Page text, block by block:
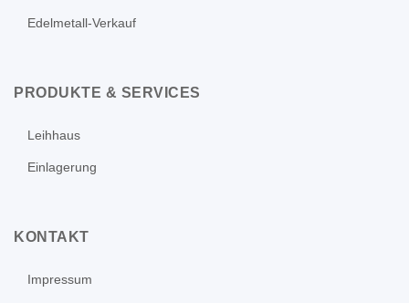
Edelmetall-Verkauf
PRODUKTE & SERVICES
Leihhaus
Einlagerung
KONTAKT
Impressum